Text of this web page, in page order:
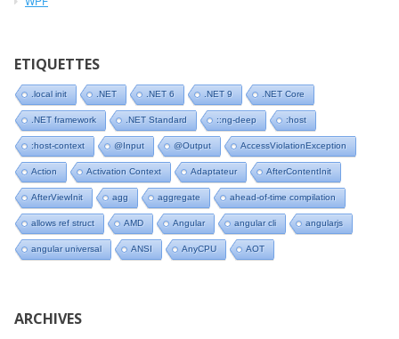
ETIQUETTES
.local init .NET .NET 6 .NET 9 .NET Core
.NET framework .NET Standard ::ng-deep :host
:host-context @Input @Output AccessViolationException
Action Activation Context Adaptateur AfterContentInit
AfterViewInit agg aggregate ahead-of-time compilation
allows ref struct AMD Angular angular cli angularjs
angular universal ANSI AnyCPU AOT
ARCHIVES